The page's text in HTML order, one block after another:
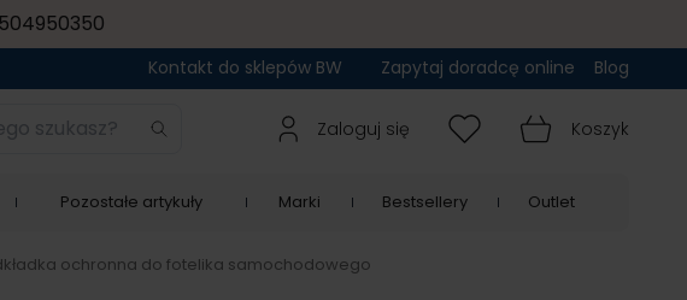
Kontakt do sklepów BW Zapytaj doradcę online Blog
Zaloguj się Koszyk
Pozostałe artykuły Marki Bestsellery Outlet
ochronna do fotelika samochodowego